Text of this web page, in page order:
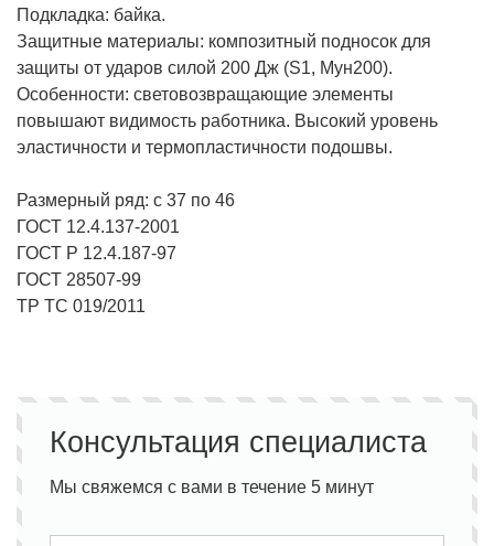
Подкладка: байка.
Защитные материалы: композитный подносок для
защиты от ударов силой 200 Дж (S1, Мун200).
Особенности: световозвращающие элементы
повышают видимость работника. Высокий уровень
эластичности и термопластичности подошвы.
Размерный ряд: с 37 по 46
ГОСТ 12.4.137-2001
ГОСТ Р 12.4.187-97
ГОСТ 28507-99
ТР ТС 019/2011
Консультация специалиста
Мы свяжемся с вами в течение 5 минут